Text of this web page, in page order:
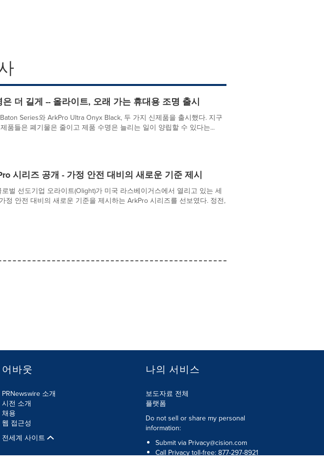
더 길게 -- 올라이트, 오래 가는 휴대용 조명 출시
Series와 ArkPro Ultra Onyx Black, 두 가지 신제품을 출시했다. 지구
품들은 폐기물은 줄이고 제품 수명은 늘리는 일이 양립할 수 있다는...
시리즈 공개 - 가정 안전 대비의 새로운 기준 제시
벌 선도기업 오라이트(Olight)가 미국 라스베이거스에서 열리고 있는 세
정 안전 대비의 새로운 기준을 제시하는 ArkPro 시리즈를 선보였다. 정전,
어바웃
PRNewswire 소개
시전 소개
채용
웹 접근성
전세계 사이트
나의 서비스
보도자료 전체
플랫폼
Do not sell or share my personal
information:
Submit via Privacy@cision.com
Call Privacy toll-free: 877-297-8921